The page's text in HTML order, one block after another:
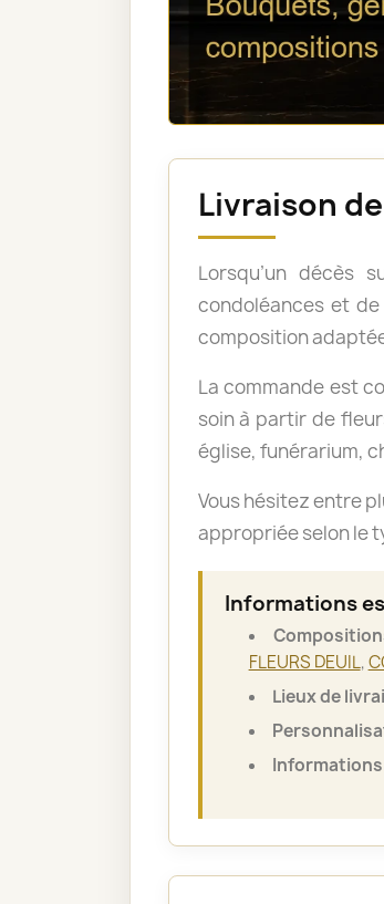
Livraison
Lorsqu’un décès
condoléances et
composition
La commande est
soin à partir de
église, funérarium,
Vous hésitez entre
appropriée selon le
Informations
FLEURS DEUIL,
Lieux de